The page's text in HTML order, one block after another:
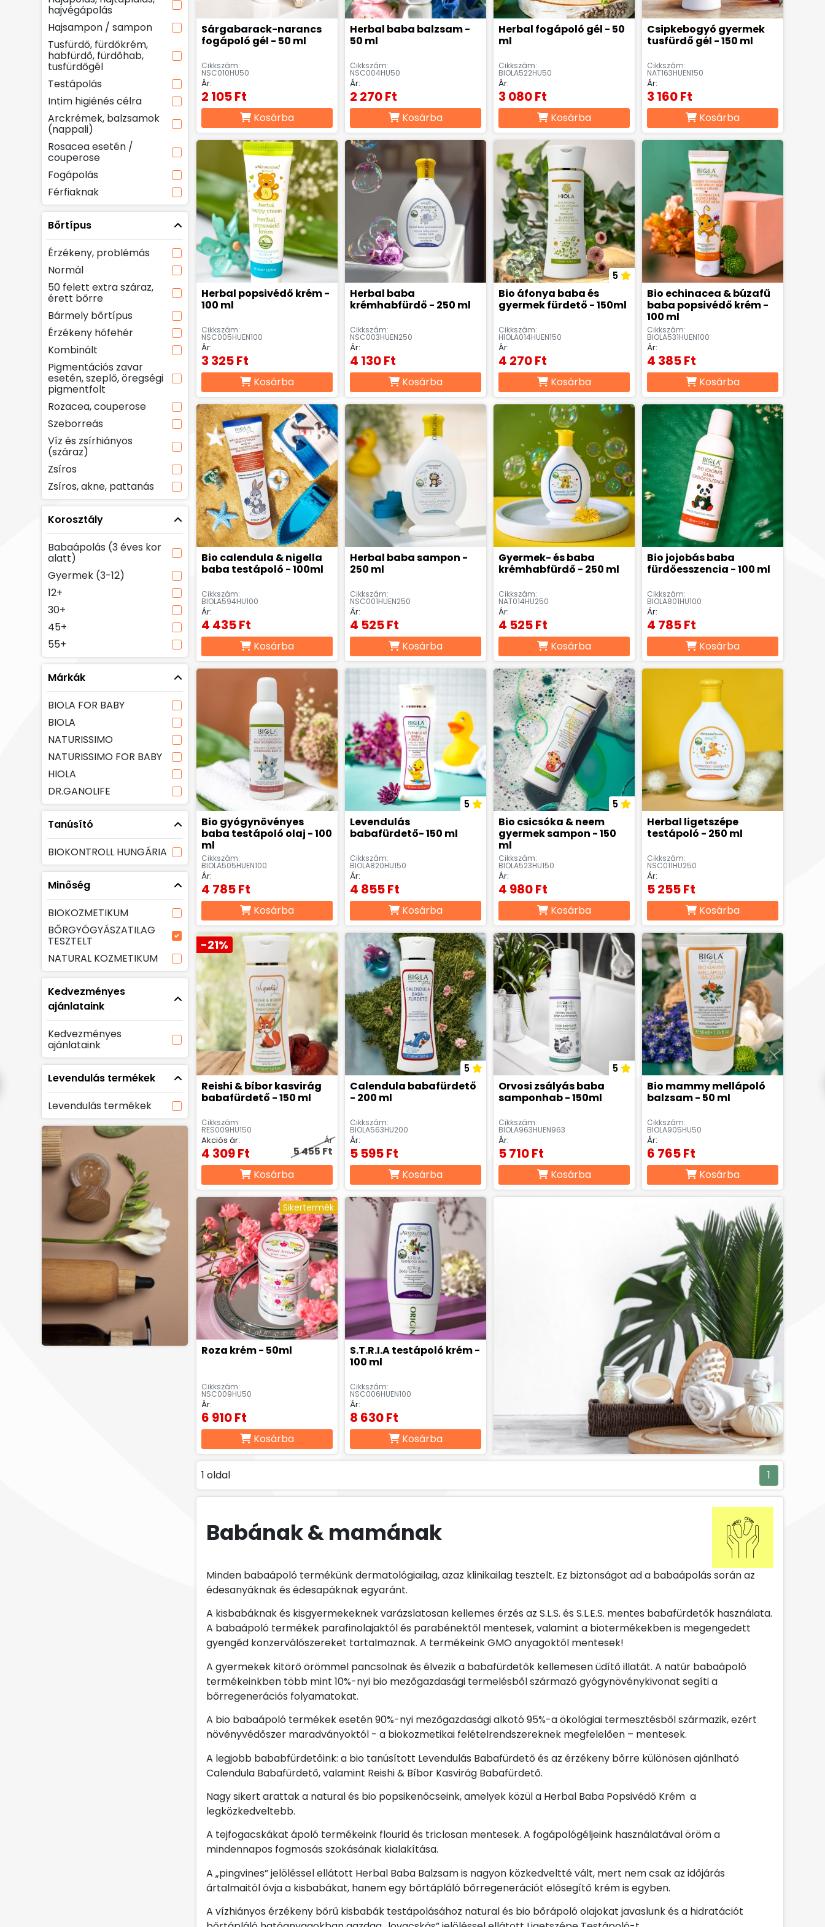
hajvégápolás
Hajsampon / sampon
Tusfürdő, fürdőkrém,
habfürdő, fürdőhab,
tusfürdőgél
Testápolás
Intim higiénés célra
Arckrémek, balzsamok
(nappali)
Rosacea esetén /
couperose
Fogápolás
Férfiaknak
Bőrtípus
Érzékeny, problémás
Normál
50 felett extra száraz,
érett bőrre
Bármely bőrtípus
Érzékeny hófehér
Kombinált
Pigmentációs zavar
esetén, szeplő, öregségi
pigmentfolt
Rozacea, couperose
Szeborreás
Víz és zsírhiányos
(száraz)
Zsíros
Zsíros, akne, pattanás
Korosztály
Babaápolás (3 éves kor
alatt)
Gyermek (3-12)
12+
30+
45+
55+
Márkák
BIOLA FOR BABY
BIOLA
NATURISSIMO
NATURISSIMO FOR BABY
HIOLA
DR.GANOLIFE
Tanúsító
BIOKONTROLL HUNGÁRIA
Minőség
BIOKOZMETIKUM
BŐRGYÓGYÁSZATILAG
TESZTELT
NATURAL KOZMETIKUM
Kedvezményes
ajánlataink
Kedvezményes
ajánlataink
Levendulás termékek
Levendulás termékek
Sárgabarack-narancs
fogápoló gél - 50 ml
Cikkszám:
NSC010HU50
Ár:
2 105 Ft
Kosárba
Herbal baba balzsam -
50 ml
Cikkszám:
NSC004HU50
Ár:
2 270 Ft
Kosárba
Herbal fogápoló gél - 50
ml
Cikkszám:
BIOLA522HU50
Ár:
3 080 Ft
Kosárba
Csipkebogyó gyermek
tusfürdő gél - 150 ml
Cikkszám:
NAT163HUEN150
Ár:
3 160 Ft
Kosárba
Herbal popsivédő krém -
100 ml
Cikkszám:
NSC005HUEN100
Ár:
3 325 Ft
Kosárba
Herbal baba
krémhabfürdő - 250 ml
Cikkszám:
NSC003HUEN250
Ár:
4 130 Ft
Kosárba
5
Bio áfonya baba és
gyermek fürdető - 150ml
Cikkszám:
HIOLA014HUEN150
Ár:
4 270 Ft
Kosárba
Bio echinacea & búzafű
baba popsivédő krém -
100 ml
Cikkszám:
BIOLA531HUEN100
Ár:
4 385 Ft
Kosárba
Bio calendula & nigella
baba testápoló - 100ml
Cikkszám:
BIOLA594HU100
Ár:
4 435 Ft
Kosárba
Herbal baba sampon -
250 ml
Cikkszám:
NSC001HUEN250
Ár:
4 525 Ft
Kosárba
Gyermek- és baba
krémhabfürdő - 250 ml
Cikkszám:
NAT014HU250
Ár:
4 525 Ft
Kosárba
Bio jojobás baba
fürdőesszencia - 100 ml
Cikkszám:
BIOLA801HU100
Ár:
4 785 Ft
Kosárba
Bio gyógynövényes
baba testápoló olaj - 100
ml
Cikkszám:
BIOLA505HUEN100
Ár:
4 785 Ft
Kosárba
5
Levendulás
babafürdető- 150 ml
Cikkszám:
BIOLA820HU150
Ár:
4 855 Ft
Kosárba
5
Bio csicsóka & neem
gyermek sampon - 150
ml
Cikkszám:
BIOLA523HU150
Ár:
4 980 Ft
Kosárba
Herbal ligetszépe
testápoló - 250 ml
Cikkszám:
NSC011HU250
Ár:
5 255 Ft
Kosárba
-21%
Reishi & bíbor kasvirág
babafürdető - 150 ml
Cikkszám:
RES009HU150
Akciós ár:
4 309 Ft
Ár
5 455 Ft
Kosárba
5
Calendula babafürdető
- 200 ml
Cikkszám:
BIOLA563HU200
Ár:
5 595 Ft
Kosárba
5
Orvosi zsályás baba
samponhab - 150ml
Cikkszám:
BIOLA963HUEN963
Ár:
5 710 Ft
Kosárba
Bio mammy mellápoló
balzsam - 50 ml
Cikkszám:
BIOLA905HU50
Ár:
6 765 Ft
Kosárba
Sikertermék
Roza krém - 50ml
Cikkszám:
NSC009HU50
Ár:
6 910 Ft
Kosárba
S.T.R.I.A testápoló krém -
100 ml
Cikkszám:
NSC006HUEN100
Ár:
8 630 Ft
Kosárba
1 oldal 1
Babának & mamának
Minden babaápoló termékünk dermatológiailag, azaz klinikailag tesztelt. Ez biztonságot ad a babaápolás során az
édesanyáknak és édesapáknak egyaránt.
A kisbabáknak és kisgyermekeknek varázslatosan kellemes érzés az S.L.S. és S.L.E.S. mentes babafürdetők használata.
A babaápoló termékek parafinolajaktól és parabénektől mentesek, valamint a biotermékekben is megengedett
gyengéd konzerválószereket tartalmaznak. A termékeink GMO anyagoktól mentesek!
A gyermekek kitörő örömmel pancsolnak és élvezik a babafürdetők kellemesen üdítő illatát. A natúr babaápoló
termékeinkben több mint 10%-nyi bio mezőgazdasági termelésből származó gyógynövénykivonat segíti a
bőrregenerációs folyamatokat.
A bio babaápoló termékek esetén 90%-nyi mezőgazdasági alkotó 95%-a ökológiai termesztésből származik, ezért
növényvédőszer maradványoktól - a biokozmetikai felételrendszereknek megfelelően – mentesek.
A legjobb bababfürdetőink: a bio tanúsított Levendulás Babafürdető és az érzékeny bőrre különösen ajánlható
Calendula Babafürdető, valamint Reishi & Bíbor Kasvirág Babafürdető.
Nagy sikert arattak a natural és bio popsikenőcseink, amelyek közül a Herbal Baba Popsivédő Krém a
legközkedveltebb.
A tejfogacskákat ápoló termékeink flourid és triclosan mentesek. A fogápológéljeink használatával öröm a
mindennapos fogmosás szokásának kialakítása.
A „pingvines” jelöléssel ellátott Herbal Baba Balzsam is nagyon közkedveltté vált, mert nem csak az időjárás
ártalmaitól óvja a kisbabákat, hanem egy bőrtápláló bőrregenerációt elősegítő krém is egyben.
A vízhiányos érzékeny bőrű kisbabák testápolásához natural és bio bőrápoló olajokat javaslunk és a hidratációt